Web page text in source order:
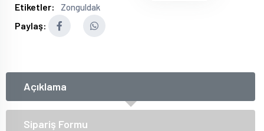
Etiketler: Zonguldak
Paylaş:
Açıklama
Sipariş Formu